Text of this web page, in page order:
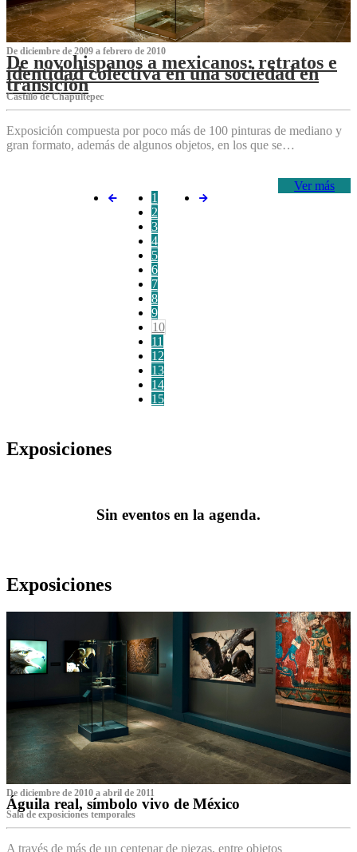
De diciembre de 2009 a febrero de 2010
De novohispanos a mexicanos: retratos e
identidad colectiva en una sociedad en
transición
Castillo de Chapultepec
Exposición compuesta por poco más de 100 pinturas de mediano y
gran formato, además de algunos objetos, en los que se…
Ver más
1
2
3
4
5
6
7
8
9
10
11
12
13
14
15
Exposiciones
Sin eventos en la agenda.
Exposiciones
De diciembre de 2010 a abril de 2011
Águila real, símbolo vivo de México
Sala de exposiciones temporales
A través de más de un centenar de piezas, entre objetos